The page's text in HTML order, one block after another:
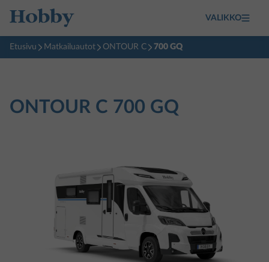
VALIKKO
Etusivu Matkailuautot ONTOUR C 700 GQ
ONTOUR C 700 GQ